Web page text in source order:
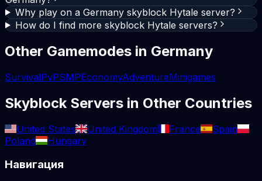
Why play on a Germany skyblock Hytale server?
How do I find more skyblock Hytale servers?
Other Gamemodes in Germany
SurvivalPvPSMPEconomyAdventureMinigames
SkyblockServers in Other Countries
United States United Kingdom France
Spain
Poland
Hungary
Навигация